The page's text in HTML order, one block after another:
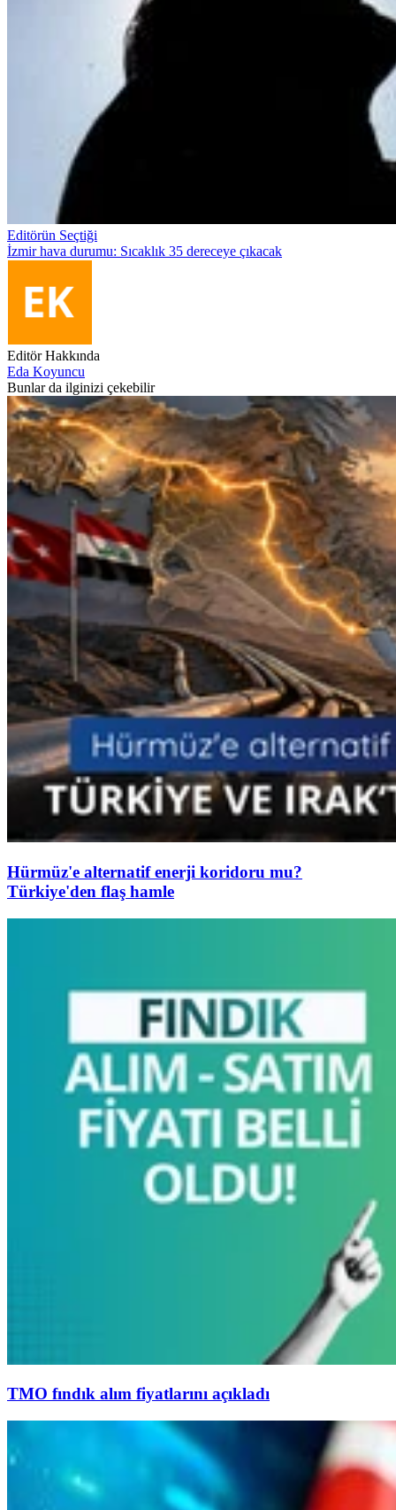
Editörün Seçtiği
İzmir hava durumu: Sıcaklık 35 dereceye çıkacak
Editör Hakkında
Eda Koyuncu
Bunlar da ilginizi çekebilir
Hürmüz'e alternatif enerji koridoru mu?
Türkiye'den flaş hamle
TMO fındık alım fiyatlarını açıkladı